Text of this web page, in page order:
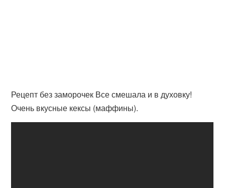
Рецепт без заморочек Все смешала и в духовку!
Очень вкусные кексы (маффины).